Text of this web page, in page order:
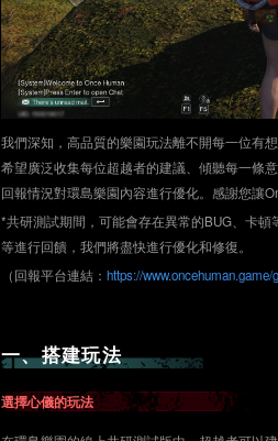
我們深知，高品質的樂園玩法離不開每一位有
希望廣泛收集每位超越者的建議、傾聽每一條
回報情況對環島樂園內容進行優化。感謝您讓
*共研測試期間，可能會存在異常的BUG、卡
等進行回饋，我們將盡快進行優化和修復。
（回報平台連結： https://www.oncehuman.game/
一、搭建玩法
選擇心儀的玩法